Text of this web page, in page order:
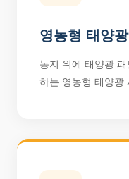
영농형 태양광
농지 위에 태양광
하는 영농형 태양광